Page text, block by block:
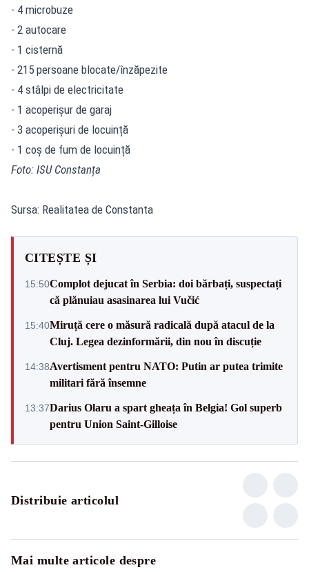
- 4 microbuze
- 2 autocare
- 1 cisternă
- 215 persoane blocate/înzăpezite
- 4 stâlpi de electricitate
- 1 acoperișur de garaj
- 3 acoperișuri de locuință
- 1 coș de fum de locuință
Foto: ISU Constanța
Sursa: Realitatea de Constanta
CITEȘTE ȘI
15:50Complot dejucat în Serbia: doi bărbați, suspectați
că plănuiau asasinarea lui Vučić
15:40Miruță cere o măsură radicală după atacul de la
Cluj. Legea dezinformării, din nou în discuție
14:38Avertisment pentru NATO: Putin ar putea trimite
militari fără însemne
13:37Darius Olaru a spart gheața în Belgia! Gol superb
pentru Union Saint-Gilloise
Distribuie articolul
Mai multe articole despre